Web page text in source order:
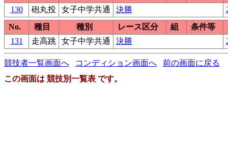
130
砲丸投 女子中学共通 決勝
No.
種目 種別 レース区分 組
条件等
131
走高跳 女子中学共通 決勝
競技者一覧画面へ コンディション画面へ
前の画面に戻る
この画面は 競技別一覧表 です。